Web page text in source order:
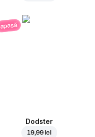
apasă
Dodster
19,99 lei